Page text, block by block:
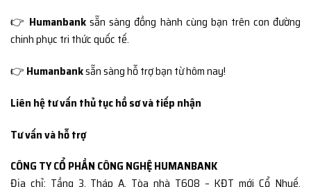
👉 Humanbank sẵn sàng đồng hành cùng bạn trên con đường
chinh phục tri thức quốc tế.
👉 Humanbanksẵn sàng hỗ trợ bạn từ hôm nay!
Liên hệ tư vấn thủ tục hồ sơ và tiếp nhận
Tư vấn và hỗ trợ
CÔNG TY CỔ PHẦN CÔNG NGHỆ HUMANBANK
Địa chỉ: Tầng 3, Tháp A, Tòa nhà T608 – KĐT mới Cổ Nhuế,